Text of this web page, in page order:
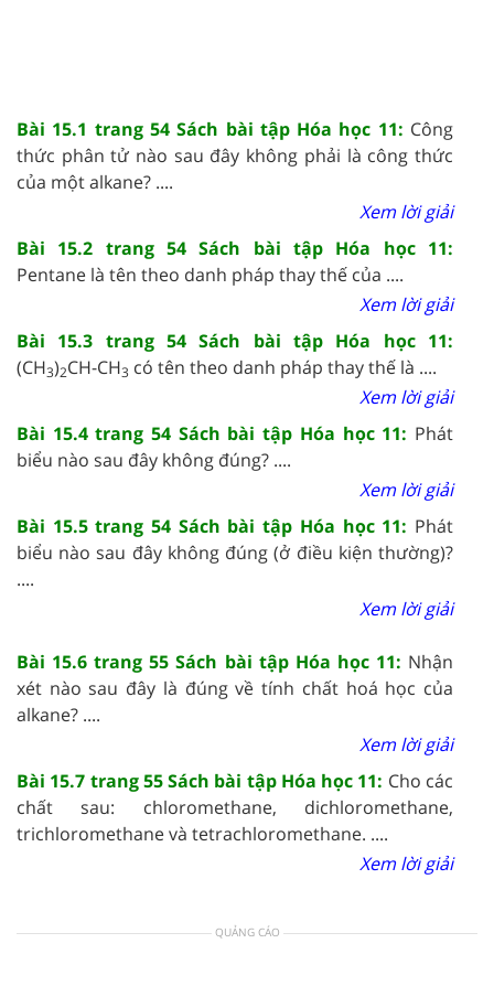
Bài 15.1 trang 54 Sách bài tập Hóa học 11: Công
thức phân tử nào sau đây không phải là công thức
của một alkane? ....
Xem lời giải
Bài 15.2 trang 54 Sách bài tập Hóa học 11:
Pentane là tên theo danh pháp thay thế của ....
Xem lời giải
Bài 15.3 trang 54 Sách bài tập Hóa học 11:
(CH3)2CH-CH3 có tên theo danh pháp thay thế là ....
Xem lời giải
Bài 15.4 trang 54 Sách bài tập Hóa học 11: Phát
biểu nào sau đây không đúng? ....
Xem lời giải
Bài 15.5 trang 54 Sách bài tập Hóa học 11: Phát
biểu nào sau đây không đúng (ở điều kiện thường)?
....
Xem lời giải
Bài 15.6 trang 55 Sách bài tập Hóa học 11: Nhận
xét nào sau đây là đúng về tính chất hoá học của
alkane? ....
Xem lời giải
Bài 15.7 trang 55 Sách bài tập Hóa học 11: Cho các
chất sau: chloromethane, dichloromethane,
trichloromethane và tetrachloromethane. ....
Xem lời giải
QUẢNG CÁO